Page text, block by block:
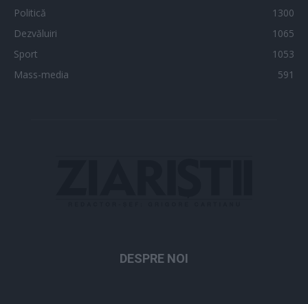
Politică
1300
Dezvăluiri
1065
Sport
1053
Mass-media
591
DESPRE NOI